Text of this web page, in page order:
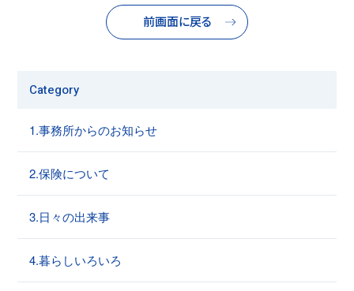
前画面に戻る
Category
1.事務所からのお知らせ
2.保険について
3.日々の出来事
4.暮らしいろいろ